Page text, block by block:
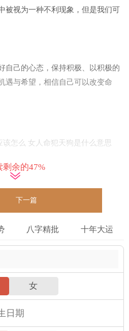
被视为一种不利现象，但是我们可
自己的心态，保持积极、以积极的
遇与希望，相信自己可以改变命
难时应当勇敢面对，不畏艰难。要
与渠道，充分发挥自己的智慧与技
命理学在领域 的专业人士的帮助，
体情况采取应对措施。在同时，也
性应当谨慎决策，避免冒险投资与
状况制定合理的财务计划，注重理
剩余的47%
下一篇
八字精批 十年大运
女